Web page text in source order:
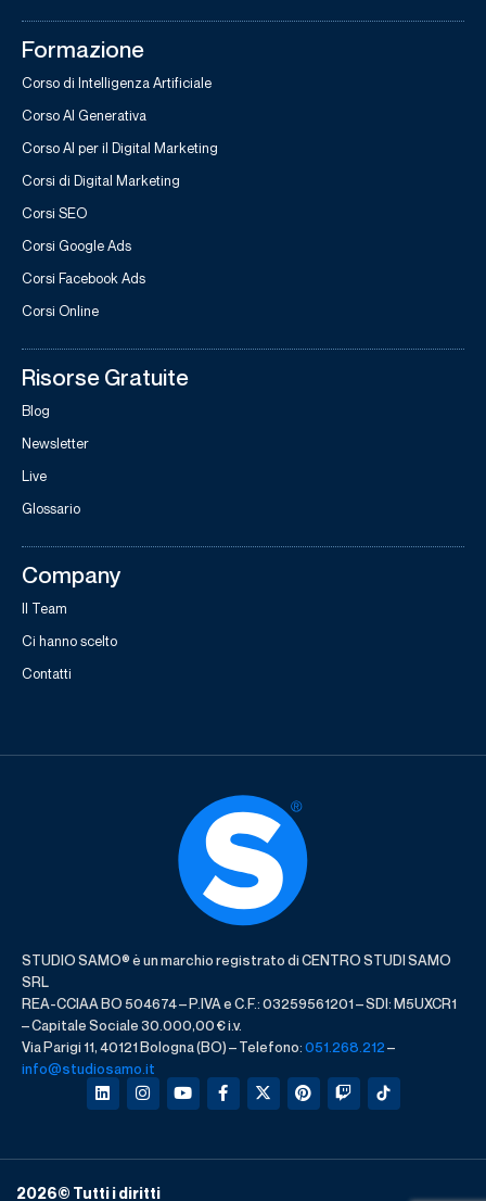
Formazione
Corso di Intelligenza Artificiale
Corso AI Generativa
Corso AI per il Digital Marketing
Corsi di Digital Marketing
Corsi SEO
Corsi Google Ads
Corsi Facebook Ads
Corsi Online
Risorse Gratuite
Blog
Newsletter
Live
Glossario
Company
Il Team
Ci hanno scelto
Contatti
STUDIO SAMO® è un marchio registrato di CENTRO STUDI SAMO
SRL
REA-CCIAA BO 504674 – P.IVA e C.F.: 03259561201 – SDI: M5UXCR1
– Capitale Sociale 30.000,00 € i.v.
Via Parigi 11, 40121 Bologna (BO) – Telefono:051.268.212–
info@studiosamo.it
2026© Tutti i diritti